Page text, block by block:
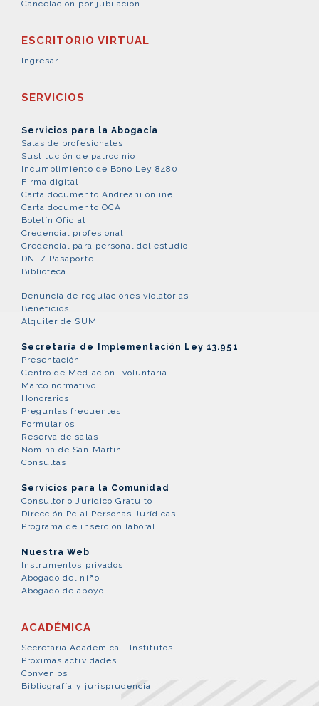
Cancelación por jubilación
ESCRITORIO VIRTUAL
Ingresar
SERVICIOS
Servicios para la Abogacía
Salas de profesionales
Sustitución de patrocinio
Incumplimiento de Bono Ley 8480
Firma digital
Carta documento Andreani online
Carta documento OCA
Boletín Oficial
Credencial profesional
Credencial para personal del estudio
DNI / Pasaporte
Biblioteca
Denuncia de regulaciones violatorias
Beneficios
Alquiler de SUM
Secretaría de Implementación Ley 13.951
Presentación
Centro de Mediación -voluntaria-
Marco normativo
Honorarios
Preguntas frecuentes
Formularios
Reserva de salas
Nómina de San Martín
Consultas
Servicios para la Comunidad
Consultorio Jurídico Gratuito
Dirección Pcial Personas Jurídicas
Programa de inserción laboral
Nuestra Web
Instrumentos privados
Abogado del niño
Abogado de apoyo
ACADÉMICA
Secretaría Académica - Institutos
Próximas actividades
Convenios
Bibliografía y jurisprudencia